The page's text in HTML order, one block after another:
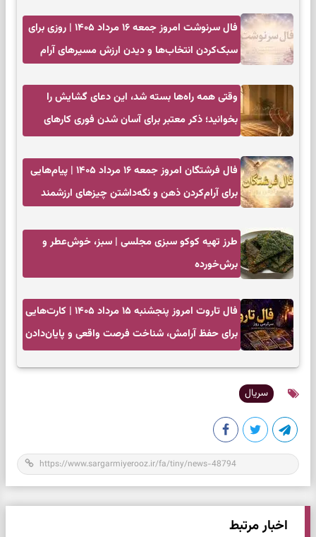
فال سرنوشت امروز جمعه ۱۶ مرداد ۱۴۰۵ | روزی برای
سبک‌کردن انتخاب‌ها و دیدن ارزش مسیرهای آرام
وقتی همه راه‌ها بسته شد، این دعای گشایش را
بخوانید؛ ذکر معتبر برای آسان شدن فوری کارهای
فال فرشتگان امروز جمعه ۱۶ مرداد ۱۴۰۵ | پیام‌هایی
برای آرام‌کردن ذهن و نگه‌داشتن چیزهای ارزشمند
طرز تهیه کوکو سبزی مجلسی | سبز، خوش‌عطر و
برش‌خورده
فال تاروت امروز پنجشنبه ۱۵ مرداد ۱۴۰۵ | کارت‌هایی
برای حفظ آرامش، شناخت فرصت واقعی و پایان‌دادن
سریال
اخبار مرتبط